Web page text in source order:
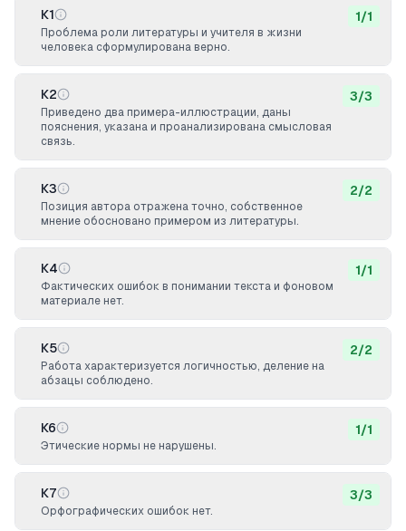
К1
Проблема роли литературы и учителя в жизни
человека сформулирована верно.
1/1
К2
Приведено два примера-иллюстрации, даны
пояснения, указана и проанализирована смысловая
связь.
3/3
К3
Позиция автора отражена точно, собственное
мнение обосновано примером из литературы.
2/2
К4
Фактических ошибок в понимании текста и фоновом
материале нет.
1/1
К5
Работа характеризуется логичностью, деление на
абзацы соблюдено.
2/2
К6
Этические нормы не нарушены.
1/1
К7
Орфографических ошибок нет.
3/3